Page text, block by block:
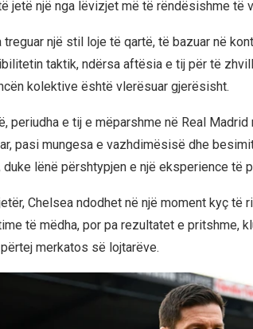
jetë një nga lëvizjet më të rëndësishme të
treguar një stil loje të qartë, të bazuar në
taktik, ndërsa aftësia e tij për të
kolektive është vlerësuar gjerësisht.
periudha e tij e mëparshme në Real
pasi mungesa e vazhdimësisë dhe
duke lënë përshtypjen e një eksperience të
Chelsea ndodhet në një moment kyç
të mëdha, por pa rezultatet e pritshme,
merkatos së lojtarëve.